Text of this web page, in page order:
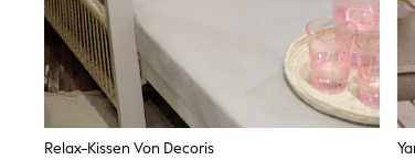
Shirts
Shorts
T-Shirts
Vests
Boys Holiday Shop
All Swimwear
Ponchos & Toweling sets
Relax-Kissen Von Decoris